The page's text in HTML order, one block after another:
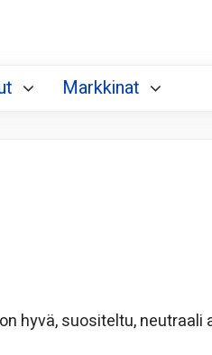
Markkinat
hyvä, suositeltu, neutraali